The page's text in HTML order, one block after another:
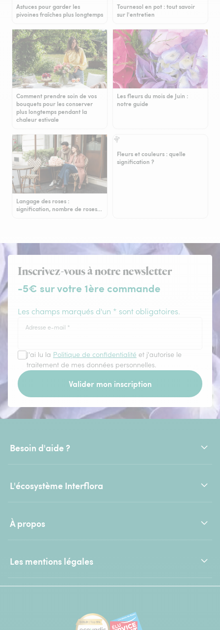
Astuces pour garder les
pivoines fraîches plus longtemps
Tournesol en pot : tout savoir
sur l'entretien
Comment prendre soin de vos
bouquets pour les conserver
plus longtemps pendant la
chaleur estivale
Les fleurs du mois de Juin :
notre guide
Langage des roses :
signification, nombre de roses…
Fleurs et couleurs : quelle
signification ?
Inscrivez-vous à notre newsletter
-5€ sur votre 1ère commande
Les champs marqués d'un * sont obligatoires.
Adresse e-mail *
J'ai lu la Politique de confidentialité et j'autorise le
traitement de mes données personnelles.
Valider mon inscription
Besoin d'aide ?
L'écosystème Interflora
À propos
Les mentions légales